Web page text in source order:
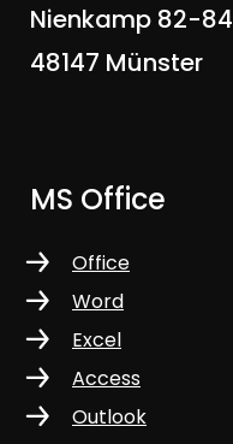
Nienkamp 82-84
48147 Münster
MS Office
Office
Word
Excel
Access
Outlook